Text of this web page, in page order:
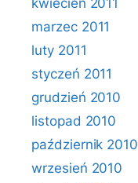
kwiecień 2011
marzec 2011
luty 2011
styczeń 2011
grudzień 2010
listopad 2010
październik 2010
wrzesień 2010